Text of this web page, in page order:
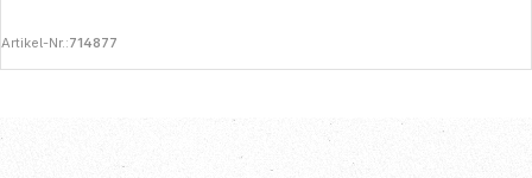
Artikel-Nr.:714877